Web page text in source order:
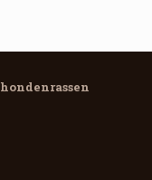
hondenrassen